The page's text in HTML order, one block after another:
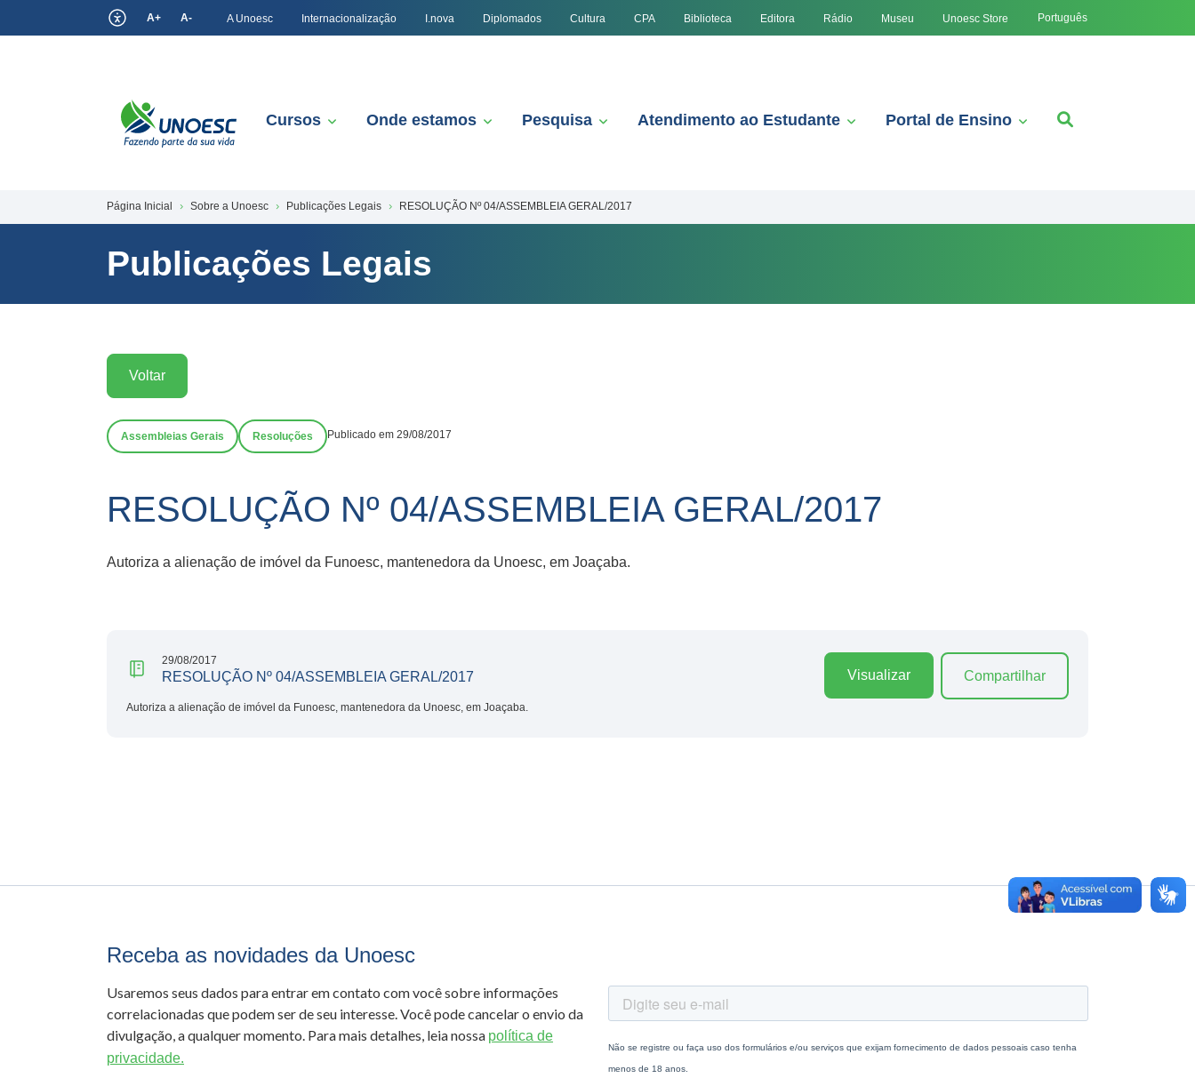
A+ A- A Unoesc Internacionalização I.nova Diplomados Cultura CPA Biblioteca Editora Rádio Museu Unoesc Store Português
Cursos Onde estamos Pesquisa Atendimento ao Estudante Portal de Ensino
Página Inicial Sobre a Unoesc Publicações Legais RESOLUÇÃO Nº 04/ASSEMBLEIA GERAL/2017
Publicações Legais
Voltar
Assembleias Gerais Resoluções Publicado em 29/08/2017
RESOLUÇÃO Nº 04/ASSEMBLEIA GERAL/2017
Autoriza a alienação de imóvel da Funoesc, mantenedora da Unoesc, em Joaçaba.
29/08/2017
RESOLUÇÃO Nº 04/ASSEMBLEIA GERAL/2017
Autoriza a alienação de imóvel da Funoesc, mantenedora da Unoesc, em Joaçaba.
Visualizar Compartilhar
Receba as novidades da Unoesc
Usaremos seus dados para entrar em contato com você sobre informações
correlacionadas que podem ser de seu interesse. Você pode cancelar o envio da
divulgação, a qualquer momento. Para mais detalhes, leia nossa política de
privacidade.